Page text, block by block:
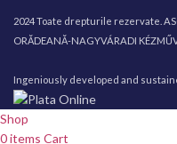
2024 Toate drepturile rezervate.
ORĂDEANĂ-NAGYVÁRADI
Ingeniously developed and
Shop
0items Cart